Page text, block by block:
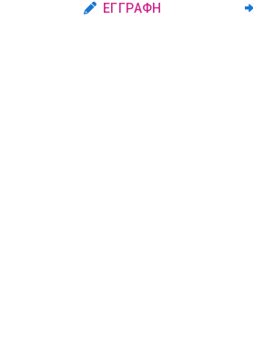
ΕΓΓΡΑΦΉ